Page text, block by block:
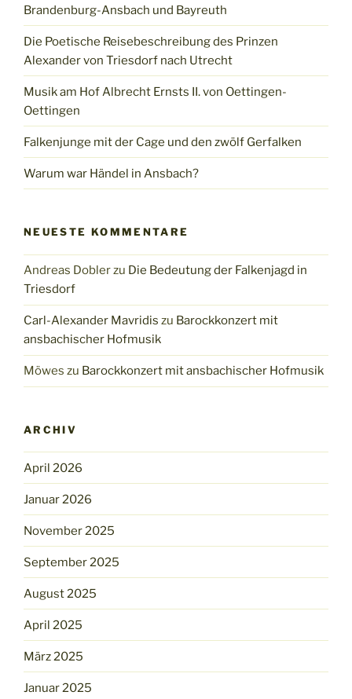
Brandenburg-Ansbach und Bayreuth
Die Poetische Reisebeschreibung des Prinzen
Alexander von Triesdorf nach Utrecht
Musik am Hof Albrecht Ernsts II. von Oettingen-
Oettingen
Falkenjunge mit der Cage und den zwölf Gerfalken
Warum war Händel in Ansbach?
NEUESTE KOMMENTARE
Andreas Doblerzu Die Bedeutung der Falkenjagd in
Triesdorf
Carl-Alexander Mavridis zu Barockkonzert mit
ansbachischer Hofmusik
Möwes zu Barockkonzert mit ansbachischer Hofmusik
ARCHIV
April 2026
Januar 2026
November 2025
September 2025
August 2025
April 2025
März 2025
Januar 2025